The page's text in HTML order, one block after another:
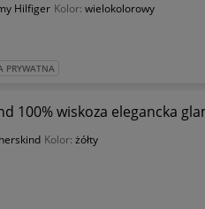
Hilfiger Kolor: wielokolorowy
PRYWATNA
100% wiskoza elegancka
Kolor: żółty